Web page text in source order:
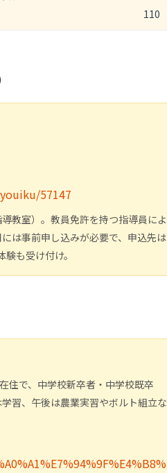
110
57147
教室）。教員免許を持つ指導員によ
は事前申し込みが必要で、申込先は
も受け付け。
住で、中学校新卒者・中学校既卒
習、午後は農業実習やボルト組立な